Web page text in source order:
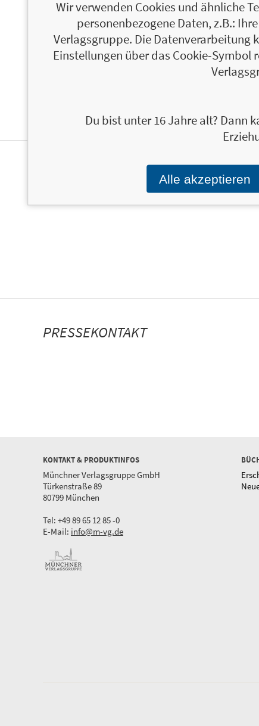
ÜBER OLIVER SPECHT
PRODUKTINFORMATIONEN
PRESSEKONTAKT
KONTAKT & PRODUKTINFOS
Münchner Verlagsgruppe GmbH
Türkenstraße 89
80799 München
Tel: +49 89 65 12 85 -0
E-Mail: info@m-vg.de
Wir verwenden Cookies und ähnliche
personenbezogene Daten, z.B.:
Verlagsgruppe. Die Datenverarbeitung
Einstellungen über das Cookie-
Du bist unter 16 Jahre alt? Dann
Alle akzeptieren